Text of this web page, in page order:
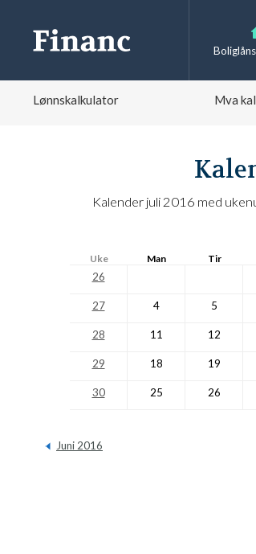
Lønnskalkulator Mva
Kalender juli 2016 med
Uke Man Tir
26
27 4 5
28 11 12
29 18 19
30 25 26
Juni 2016